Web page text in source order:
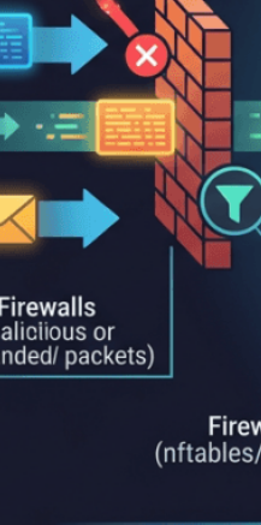
lý mạng Linux
ích
và Tracert
IP trên Ubuntu và
– UFW và firewalld từ cơ
Linux VPS – journalctl và
trên Linux – Xử lý text như
VPS – kiểm tra dung lượng,
ổ đĩa
tar và chiến lược sao lưu
MySQL/PostgreSQL